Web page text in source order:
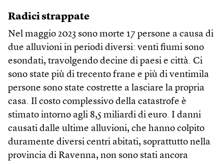
Radici strappate
Nel maggio 2023 sono morte 17 persone a causa di
due alluvioni in periodi diversi: venti fiumi sono
esondati, travolgendo decine di paesi e città. Ci
sono state più di trecento frane e più di ventimila
persone sono state costrette a lasciare la propria
casa. Il costo complessivo della catastrofe è
stimato intorno agli 8,5 miliardi di euro. I danni
causati dalle ultime alluvioni, che hanno colpito
duramente diversi centri abitati, soprattutto nella
provincia di Ravenna, non sono stati ancora